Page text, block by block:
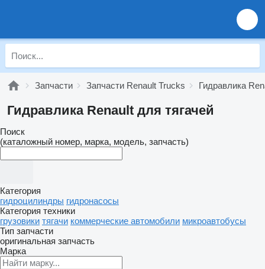
Запчасти Запчасти Renault Trucks Гидравлика
Гидравлика Renault для тягачей
Поиск
(каталожный номер, марка, модель, запчасть)
Категория
гидроцилиндры гидронасосы
Категория техники
грузовики тягачи коммерческие автомобили микроавтобусы
Тип запчасти
оригинальная запчасть
Марка